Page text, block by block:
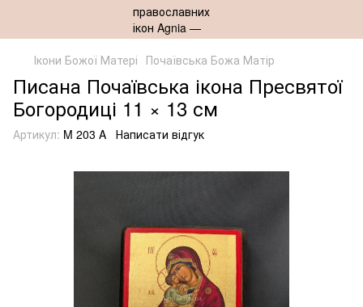
Ікони Божої Матері Почаївська Божа Матір
Писана Почаївська ікона Пресвятої
Богородиці 11 × 13 см
Артикул: M 203 A Написати відгук